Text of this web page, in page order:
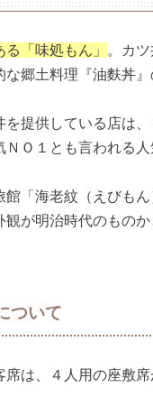
「味処もん」
。カ
郷土料理『油麩丼』
を提供している店は、
Ｏ１とも言われる人
館「海老紋（えびも
観が明治時代のもの
ついて
席は、４人用の座敷